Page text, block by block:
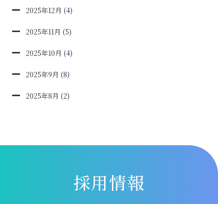
2025年12月 (4)
2025年11月 (5)
2025年10月 (4)
2025年9月 (8)
2025年8月 (2)
採用情報